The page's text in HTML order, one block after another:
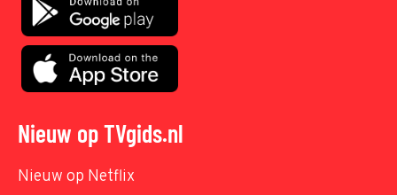
Nieuw op TVgids.nl
Nieuw op Netflix